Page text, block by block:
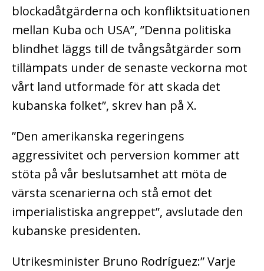
blockadåtgärderna och konfliktsituationen
mellan Kuba och USA”, ”Denna politiska
blindhet läggs till de tvångsåtgärder som
tillämpats under de senaste veckorna mot
vårt land utformade för att skada det
kubanska folket”, skrev han på X.
”Den amerikanska regeringens
aggressivitet och perversion kommer att
stöta på vår beslutsamhet att möta de
värsta scenarierna och stå emot det
imperialistiska angreppet”, avslutade den
kubanske presidenten.
Utrikesminister Bruno Rodríguez:” Varje